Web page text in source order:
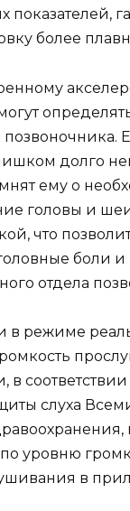
показателей,
более
долго
ему о
головы и
что
боли
отдела
в режиме
в соответствии
слуха
уровню
в